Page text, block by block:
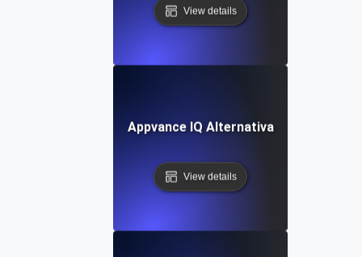
View details
Appvance IQ Alternativa
View details